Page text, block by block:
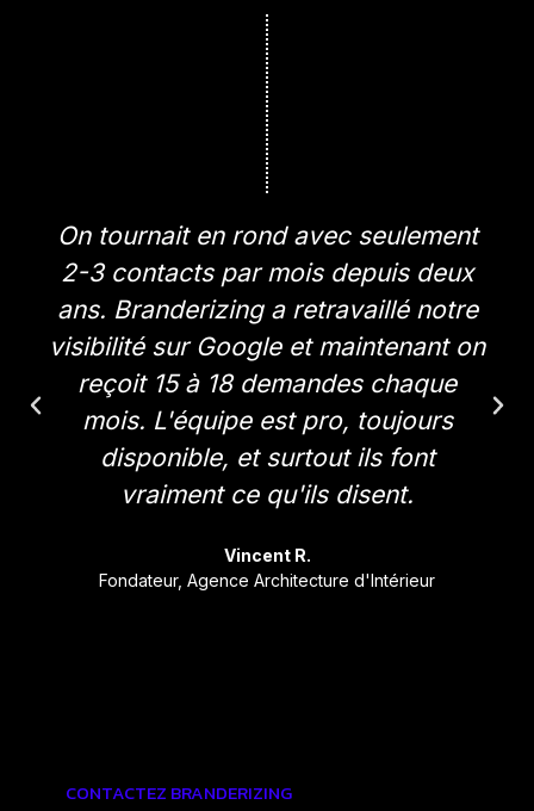
On tournait en rond avec seulement
2-3 contacts par mois depuis deux
ans. Branderizing a retravaillé notre
visibilité sur Google et maintenant on
reçoit 15 à 18 demandes chaque
mois. L'équipe est pro, toujours
disponible, et surtout ils font
vraiment ce qu'ils disent.
Vincent R.
Fondateur, Agence Architecture d'Intérieur
CONTACTEZ BRANDERIZING